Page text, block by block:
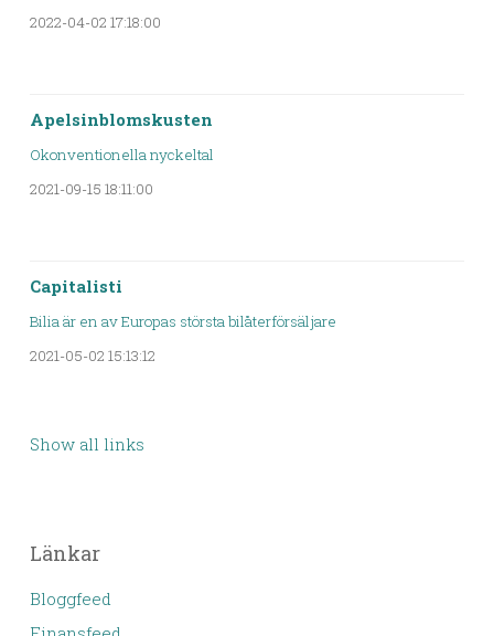
2022-04-02 17:18:00
Apelsinblomskusten
Okonventionella nyckeltal
2021-09-15 18:11:00
Capitalisti
Bilia är en av Europas största bilåterförsäljare
2021-05-02 15:13:12
Show all links
Länkar
Bloggfeed